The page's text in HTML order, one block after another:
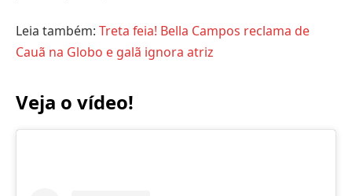
Leia também: Treta feia! Bella Campos reclama de
Cauã na Globo e galã ignora atriz
Veja o vídeo!